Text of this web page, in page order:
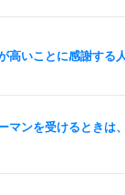
高いことに感謝する
マンを受けるときは